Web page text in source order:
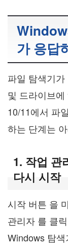
가 응답
파일 탐색기
및 드라이브
10/11에서 파
하는 단계는
1. 작업 관
다시 시작
시작 버튼 을
관리자 를 클
Windows 탐